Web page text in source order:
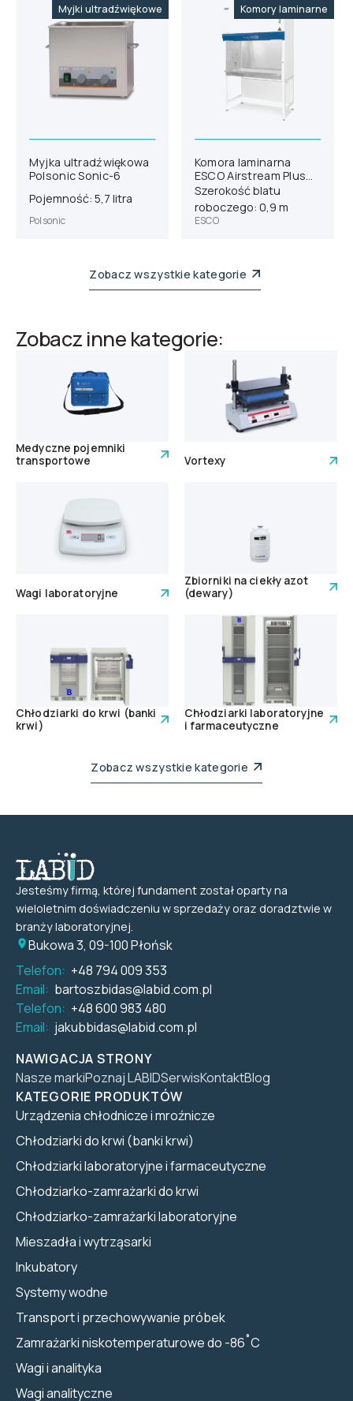
Myjki ultradźwiękowe
Myjka ultradźwiękowa
Polsonic Sonic-6
Pojemność: 5,7 litra
Polsonic
Komory laminarne
Komora laminarna
ESCO Airstream Plus
AC2-3S8-TU
Szerokość blatu
roboczego: 0,9 m
ESCO
Zobacz wszystkie kategorie
Zobacz inne kategorie:
Medyczne pojemniki
transportowe
Vortexy
Wagi laboratoryjne
Zbiorniki na ciekły azot
(dewary)
Chłodziarki do krwi (banki
krwi)
Chłodziarki laboratoryjne
i farmaceutyczne
Zobacz wszystkie kategorie
Jesteśmy firmą, której fundament został oparty na
wieloletnim doświadczeniu w sprzedaży oraz doradztwie w
branży laboratoryjnej.
Bukowa 3, 09-100 Płońsk
Telefon: +48 794 009 353
Email: bartoszbidas@labid.com.pl
Telefon: +48 600 983 480
Email: jakubbidas@labid.com.pl
NAWIGACJA STRONY
Nasze markiPoznaj LABIDSerwisKontaktBlog
KATEGORIE PRODUKTÓW
Urządzenia chłodnicze i mroźnicze
Chłodziarki do krwi (banki krwi)
Chłodziarki laboratoryjne i farmaceutyczne
Chłodziarko-zamrażarki do krwi
Chłodziarko-zamrażarki laboratoryjne
Mieszadła i wytrząsarki
Inkubatory
Systemy wodne
Transport i przechowywanie próbek
Zamrażarki niskotemperaturowe do -86˚C
Wagi i analityka
Wagi analityczne